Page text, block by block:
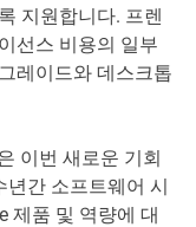
지원합니다. 프렌
선스 비용의 일부
레이드와 데스크톱
이번 새로운 기회
년간 소프트웨어 시
제품 및 역량에 대